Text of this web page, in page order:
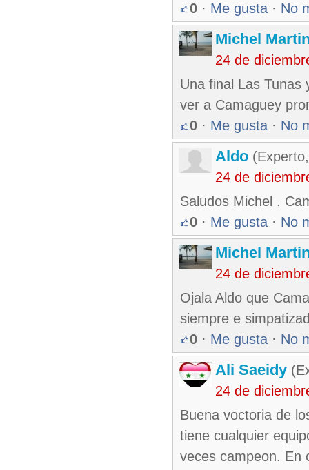
0 · Me gusta · No
Michel
24 de
Una final Las Tunas
ver a Camaguey
0 · Me gusta · No
Aldo
24 de
Saludos Michel .
0 · Me gusta · No
Michel
24 de
Ojala Aldo que
siempre e
0 · Me gusta · No
Ali Saeidy
24 de
Buena voctoria de
tiene cualquier
veces campeon. En